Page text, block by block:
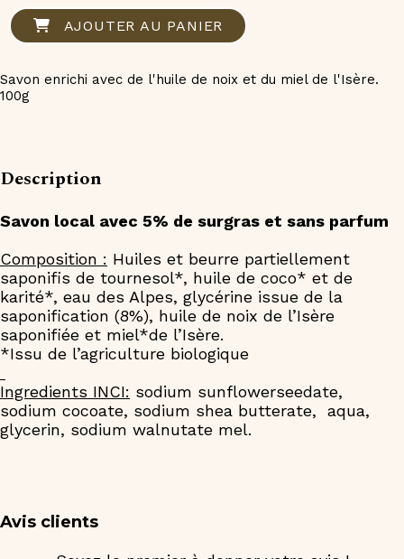
AJOUTER AU PANIER
Savon enrichi avec de l'huile de noix et du miel de l'Isère.
100g
Description
Savon local avec 5% de surgras et sans parfum
Composition : Huiles et beurre partiellement
saponifis de tournesol*, huile de coco* et de
karité*, eau des Alpes, glycérine issue de la
saponification (8%), huile de noix de l’Isère
saponifiée et miel*de l’Isère.
*Issu de l’agriculture biologique
Ingredients INCI: sodium sunflowerseedate,
sodium cocoate, sodium shea butterate, aqua,
glycerin, sodium walnutate mel.
Avis clients